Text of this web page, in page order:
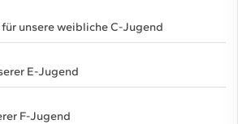
unsere weibliche C-Jugend
E-Jugend
F-Jugend